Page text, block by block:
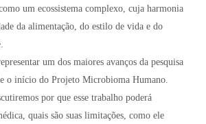
um ecossistema complexo, cuja harmonia
da alimentação, do estilo de vida e do
um dos maiores avanços da pesquisa
o início do Projeto Microbioma Humano.
por que esse trabalho poderá
quais são suas limitações, como ele